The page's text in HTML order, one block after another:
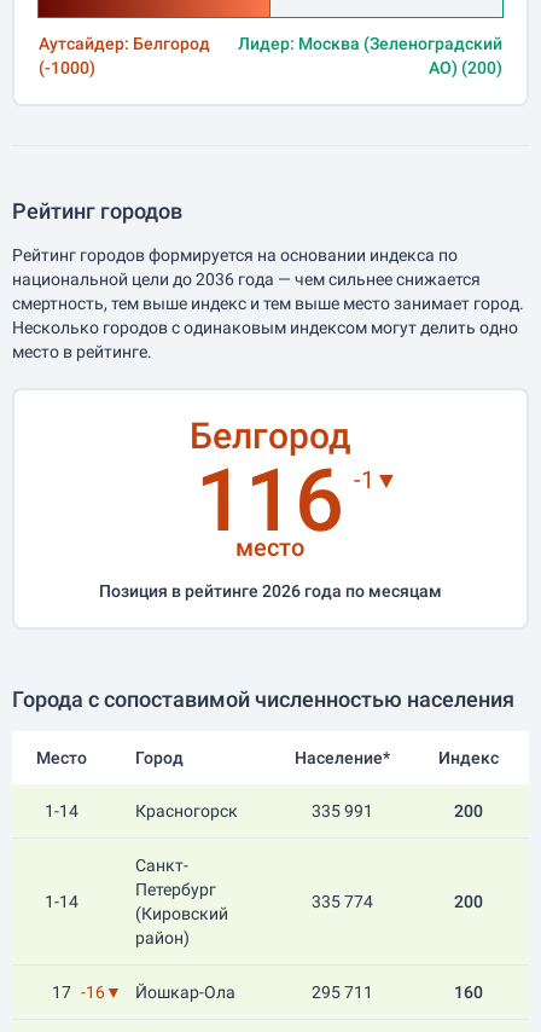
Аутсайдер: Белгород
(-1000)
Лидер: Москва (Зеленоградский
АО) (200)
Рейтинг городов
Рейтинг городов формируется на основании индекса по
национальной цели до 2036 года — чем сильнее снижается
смертность, тем выше индекс и тем выше место занимает город.
Несколько городов с одинаковым индексом могут делить одно
место в рейтинге.
Белгород
116
место
-1▼
Позиция в рейтинге 2026 года по месяцам
Города с сопоставимой численностью населения
Место Город Население* Индекс
1-14 Красногорск 335 991 200
1-14
Санкт-
Петербург
(Кировский
район)
335 774 200
17 -16▼ Йошкар-Ола 295 711 160